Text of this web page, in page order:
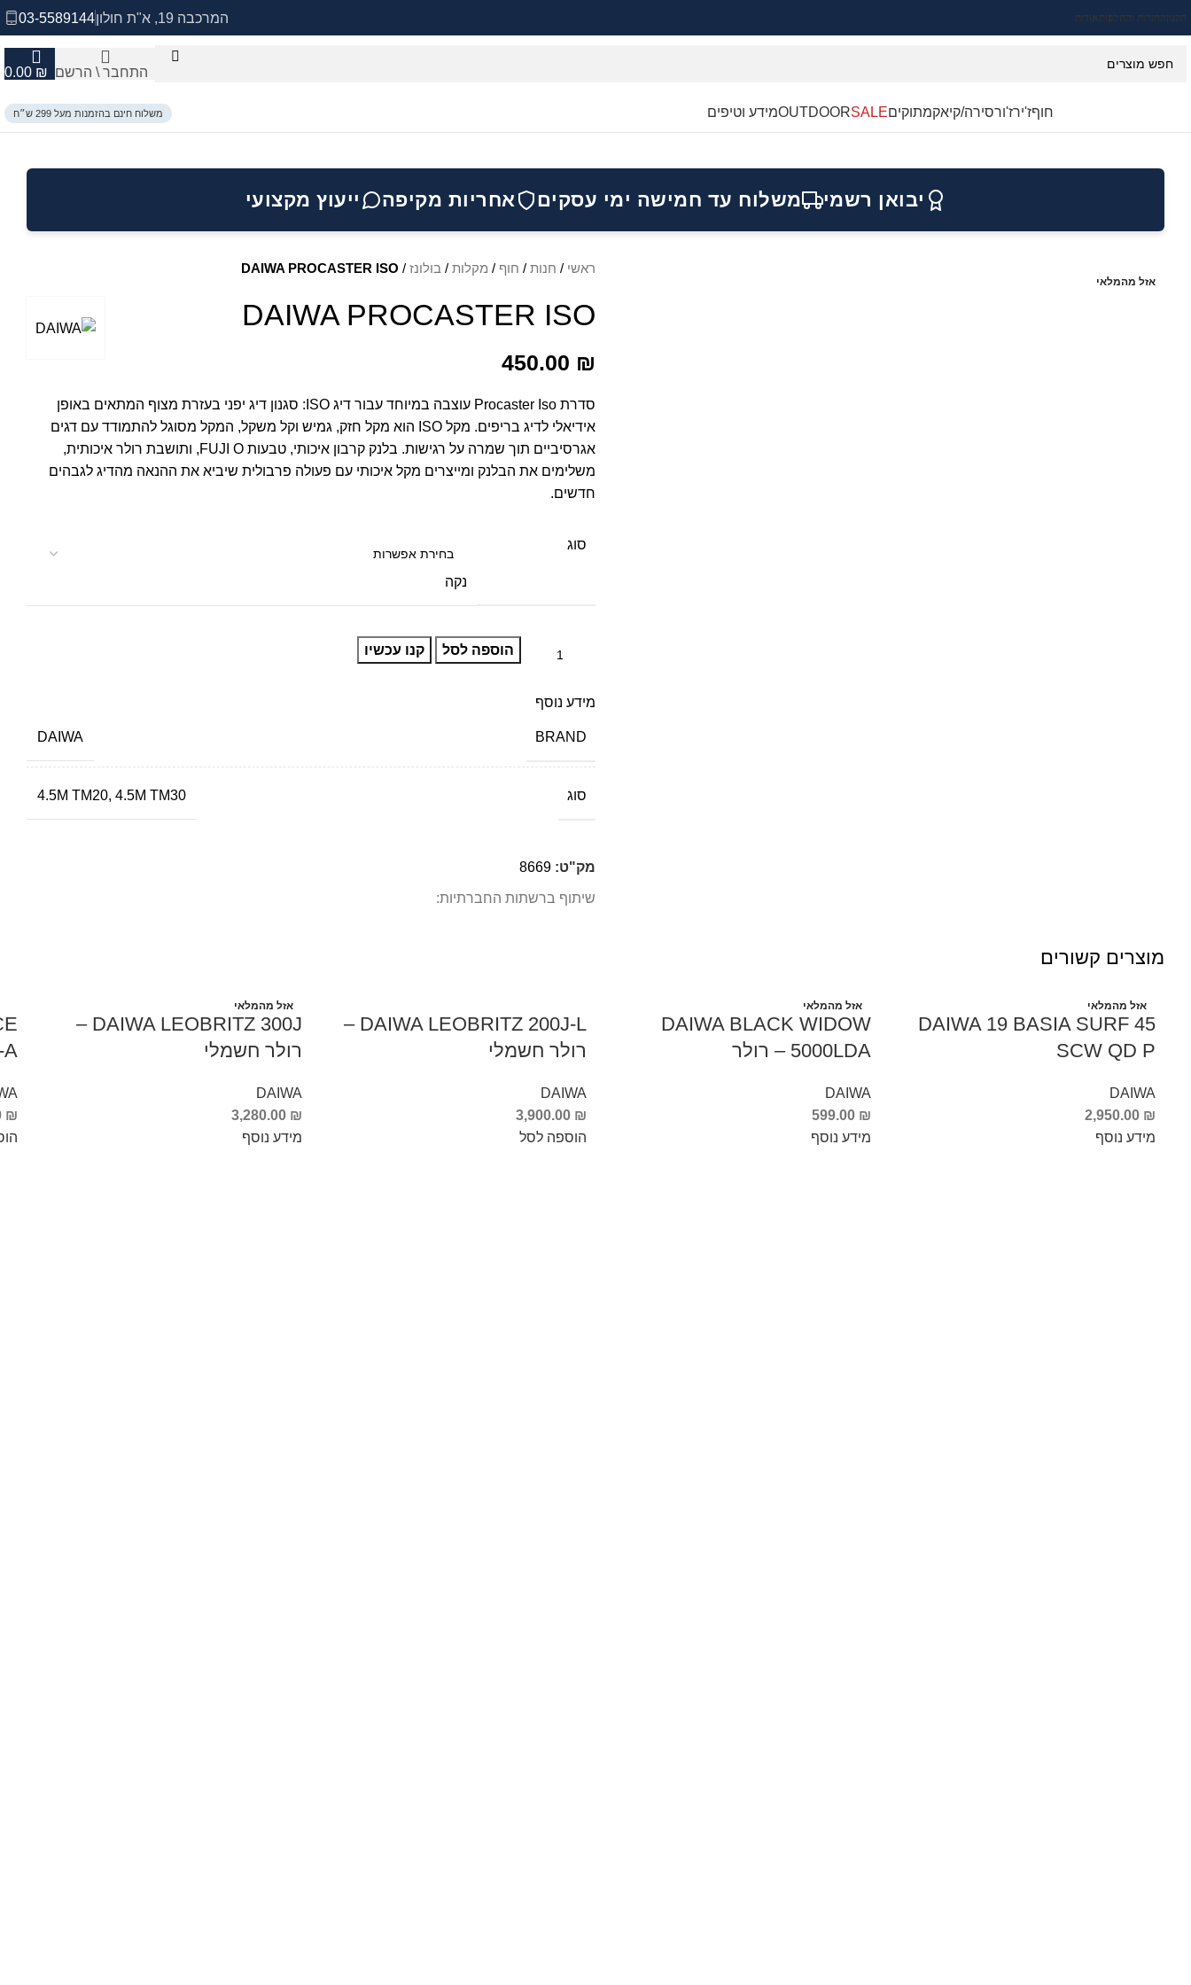
תקנוןהחזרות והחלפותאודות המרכבה 19, א"ת חולון 03-5589144
התחבר \ הרשם 0.00 ₪
חוףז'ירז'ורסירה/קיאקמתוקיםSALE
OUTDOORמידע וטיפים משלוח חינם בהזמנות מעל 299 ש״ח
יבואן רשמי משלוח עד חמישה ימי עסקים אחריות מקיפה ייעוץ מקצועי
אזל מהמלאי
ראשי / חנות / חוף / מקלות / בולונז /
DAIWA PROCASTER ISO
DAIWA PROCASTER ISO
450.00 ₪
סדרת Procaster Iso עוצבה במיוחד עבור דיג ISO: סגנון דיג יפני בעזרת מצוף המתאים באופן
אידיאלי לדיג בריפים. מקל ISO הוא מקל חזק, גמיש וקל משקל, המקל מסוגל להתמודד עם דגים
אגרסיביים תוך שמרה על רגישות. בלנק קרבון איכותי, טבעות FUJI O, ותושבת רולר איכותית,
משלימים את הבלנק ומייצרים מקל איכותי עם פעולה פרבולית שיביא את ההנאה מהדיג לגבהים
חדשים.
סוג
נקה
הוספה לסל קנו עכשיו
מידע נוסף
BRAND
DAIWA
סוג 4.5M TM20, 4.5M TM30
מק"ט: 8669
שיתוף ברשתות החברתיות:
מוצרים קשורים
אזל מהמלאי
DAIWA 19 BASIA SURF 45
SCW QD P
DAIWA
2,950.00 ₪
מידע נוסף
אזל מהמלאי
DAIWA BLACK WIDOW
5000LDA – רולר
DAIWA
599.00 ₪
מידע נוסף
DAIWA LEOBRITZ 200J-L –
רולר חשמלי
DAIWA
3,900.00 ₪
הוספה לסל
אזל מהמלאי
DAIWA LEOBRITZ 300J –
רולר חשמלי
DAIWA
3,280.00 ₪
מידע נוסף
A
₪